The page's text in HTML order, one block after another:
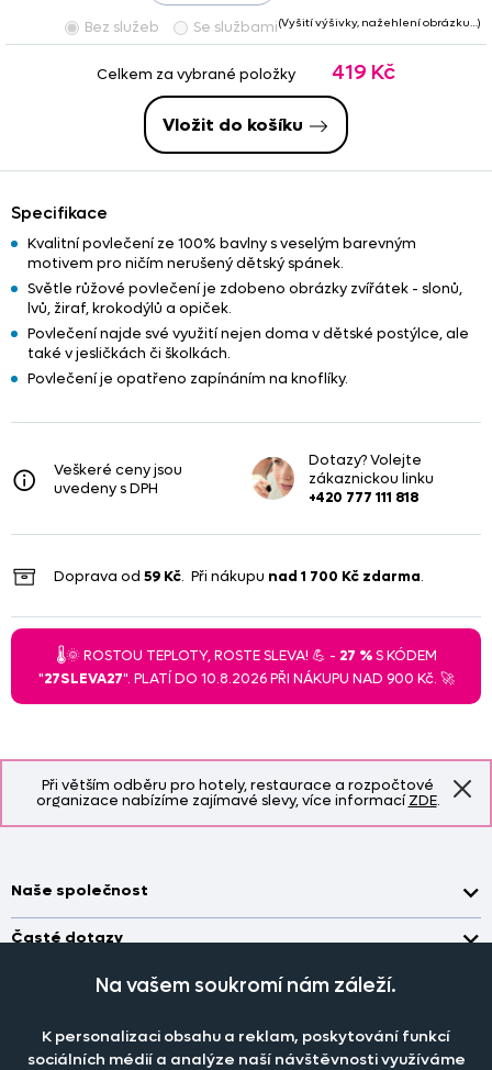
Při větším odběru pro hotely, restaurace a rozpočtové
organizace nabízíme zajímavé slevy, více informacíZDE.
Bez služeb Se službami(Vyšití výšivky, nažehlení obrázku…)
Celkem za vybrané položky 419 Kč
Vložit do košíku
Specifikace
Kvalitní povlečení ze 100% bavlny s veselým barevným
motivem pro ničím nerušený dětský spánek.
Světle růžové povlečení je zdobeno obrázky zvířátek - slonů,
lvů, žiraf, krokodýlů a opiček.
Povlečení najde své využití nejen doma v dětské postýlce, ale
také v jesličkách či školkách.
Povlečení je opatřeno zapínáním na knoflíky.
Veškeré ceny jsou
uvedeny s DPH
Dotazy? Volejte
zákaznickou linku
+420 777 111 818
Doprava od 59 Kč. Při nákupu nad 1 700 Kč zdarma.
🌡️🌞 ROSTOU TEPLOTY, ROSTE SLEVA! 💪 - 27 %S KÓDEM
"27SLEVA27". PLATÍ DO 10.8.2026 PŘI NÁKUPU NAD 900 Kč. 🚀
Staňte se členem klubu Dante.cz
Naše společnost
Doprava a platba
Obchodní podmínky
Časté dotazy
Jak prát záclony a závěsy?
PRODEJNÍ ODDĚLENÍ - TELEFONICKY
po-pá 7:30 - 16:00
Na vašem soukromí nám záleží.
K personalizaci obsahu a reklam, poskytování funkcí
sociálních médií a analýze naší návštěvnosti využíváme